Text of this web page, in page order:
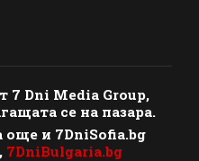
7 Dni Media Group,
се на пазара.
и 7DniSofia.bg
, 7DniBulgaria.bg